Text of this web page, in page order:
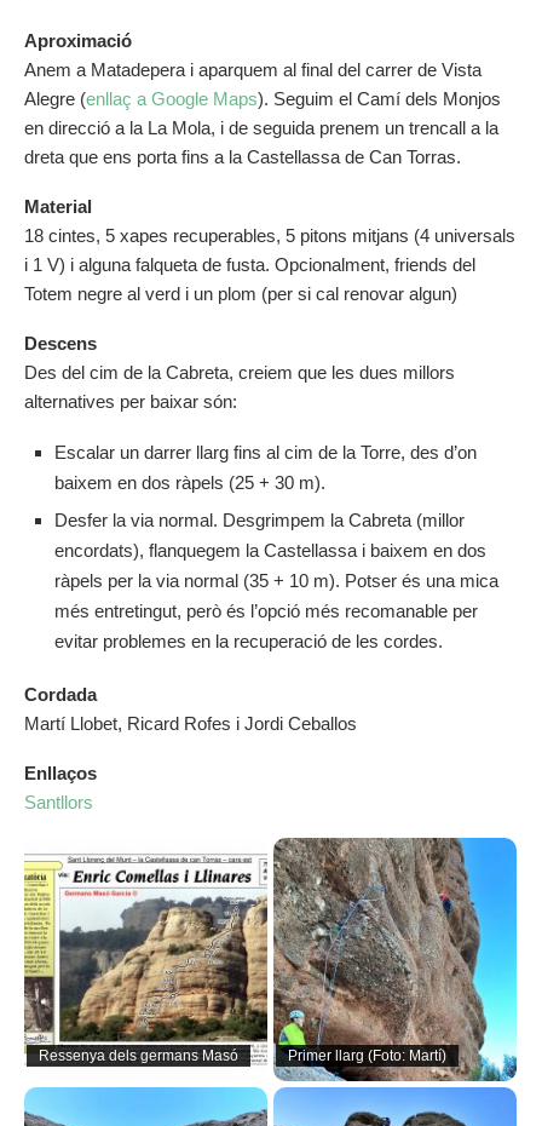
Aproximació
Anem a Matadepera i aparquem al final del carrer de Vista
Alegre (enllaç a Google Maps). Seguim el Camí dels Monjos
en direcció a la La Mola, i de seguida prenem un trencall a la
dreta que ens porta fins a la Castellassa de Can Torras.
Material
18 cintes, 5 xapes recuperables, 5 pitons mitjans (4 universals
i 1 V) i alguna falqueta de fusta. Opcionalment, friends del
Totem negre al verd i un plom (per si cal renovar algun)
Descens
Des del cim de la Cabreta, creiem que les dues millors
alternatives per baixar són:
Escalar un darrer llarg fins al cim de la Torre, des d’on
baixem en dos ràpels (25 + 30 m).
Desfer la via normal. Desgrimpem la Cabreta (millor
encordats), flanquegem la Castellassa i baixem en dos
ràpels per la via normal (35 + 10 m). Potser és una mica
més entretingut, però és l’opció més recomanable per
evitar problemes en la recuperació de les cordes.
Cordada
Martí Llobet, Ricard Rofes i Jordi Ceballos
Enllaços
Santllors
Ressenya dels germans Masó Primer llarg (Foto: Martí)